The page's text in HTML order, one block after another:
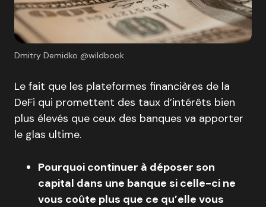
Dmitry Demidko @wildbook
Le fait que les plateformes financières de la
DeFi qui promettent des taux d’intérêts bien
plus élevés que ceux des banques va apporter
le glas ultime.
Pourquoi continuer à déposer son
capital dans une banque si celle-ci ne
vous coûte plus que ce qu’elle vous